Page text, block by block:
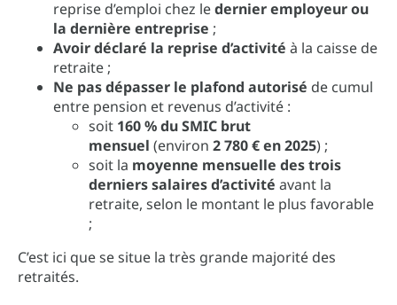
reprise d’emploi chez ledernier employeur ou
la dernière entreprise ;
Avoir déclaré la reprise d’activité à la caisse de
retraite ;
Ne pas dépasser le plafond autorisé de cumul
entre pension et revenus d’activité :
soit 160 % du SMIC brut
mensuel (environ 2 780 € en 2025) ;
soit la moyenne mensuelle des trois
derniers salaires d’activité avant la
retraite, selon le montant le plus favorable
;
C’est ici que se situe la très grande majorité des
retraités.